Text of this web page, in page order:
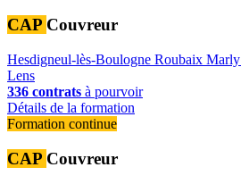
CAP Couvreur
Hesdigneul-lès-Boulogne Roubaix Marly
Lens
336 contrats à pourvoir
Détails de la formation
Formation continue
CAP Couvreur